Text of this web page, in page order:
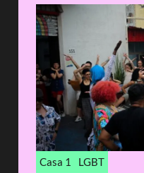
Casa 1 LGBT